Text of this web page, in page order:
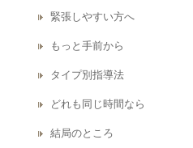
緊張しやすい方へ
もっと手前から
タイプ別指導法
どれも同じ時間なら
結局のところ